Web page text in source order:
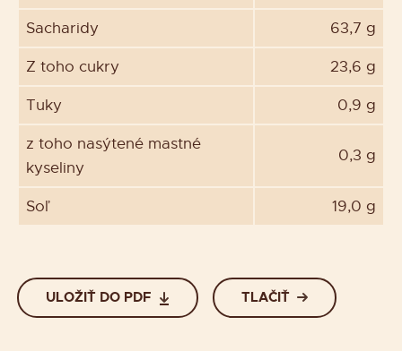
Sacharidy 63,7 g
Z toho cukry 23,6 g
Tuky 0,9 g
z toho nasýtené mastné
kyseliny
0,3 g
Soľ 19,0 g
ULOŽIŤ DO PDF TLAČIŤ